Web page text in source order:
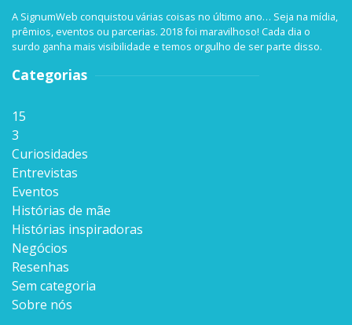
A SignumWeb conquistou várias coisas no último ano… Seja na mídia,
prêmios, eventos ou parcerias. 2018 foi maravilhoso! Cada dia o
surdo ganha mais visibilidade e temos orgulho de ser parte disso.
Categorias
15
3
Curiosidades
Entrevistas
Eventos
Histórias de mãe
Histórias inspiradoras
Negócios
Resenhas
Sem categoria
Sobre nós